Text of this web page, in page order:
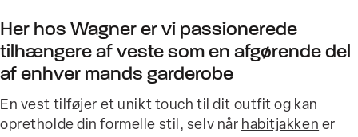
Her hos Wagner er vi passionerede
tilhængere af veste som en afgørende del
af enhver mands garderobe
En vest tilføjer et unikt touch til dit outfit og kan
opretholde din formelle stil, selv når habitjakken er